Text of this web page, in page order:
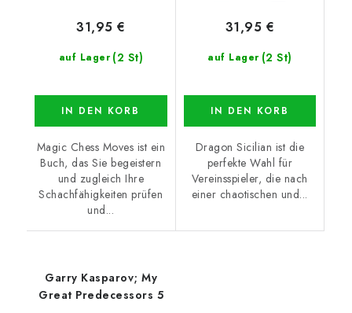
auf Lager (2 St)
31,95 €
IN DEN KORB
Magic Chess Moves ist ein
Buch, das Sie begeistern
und zugleich Ihre
Schachfähigkeiten prüfen
und...
auf Lager (2 St)
31,95 €
IN DEN KORB
Dragon Sicilian ist die
perfekte Wahl für
Vereinsspieler, die nach
einer chaotischen und...
Garry Kasparov; My
Great Predecessors 5